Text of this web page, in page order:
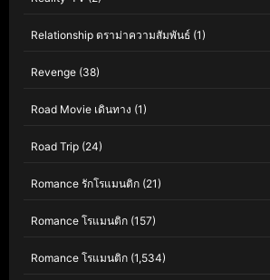
Relationship ดราม่าความสัมพันธ์ (1)
Revenge (38)
Road Movie เดินทาง (1)
Road Trip (24)
Romance รักโรแมนติก (21)
Romance โรแมนติก (157)
Romance โรแมนติก (1,534)